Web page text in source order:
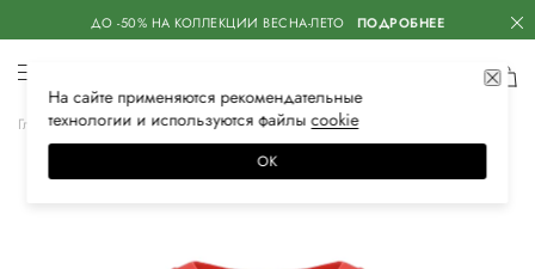
ДО -50% НА КОЛЛЕКЦИИ ВЕСНА-ЛЕТО ПОДРОБНЕЕ
Главная Женская Одежда Футболки
На сайте применяются рекомендательные
технологии и используются файлысооkiе
ОК